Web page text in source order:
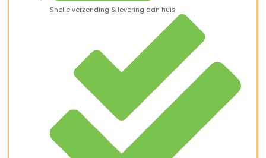
Snelle verzending & levering aan huis